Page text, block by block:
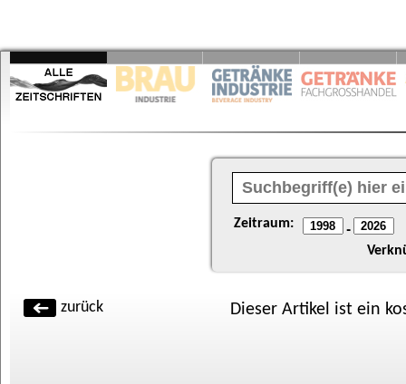
Zeitraum: -
zurück Dieser Artikel ist ein